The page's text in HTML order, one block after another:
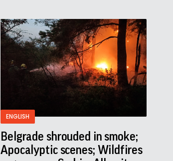
ENGLISH
Belgrade shrouded in smoke;
Apocalyptic scenes; Wildfires